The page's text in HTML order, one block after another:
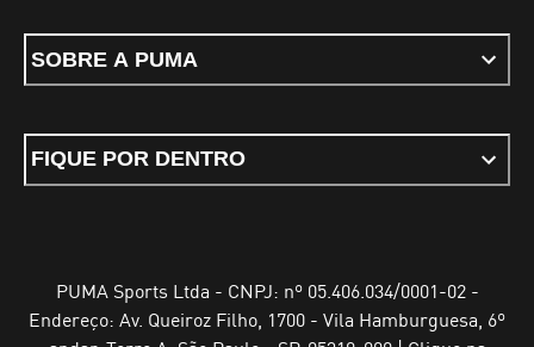
SOBRE A PUMA
FIQUE POR DENTRO
PUMA Sports Ltda - CNPJ: nº 05.406.034/0001-02 -
Endereço: Av. Queiroz Filho, 1700 - Vila Hamburguesa, 6º